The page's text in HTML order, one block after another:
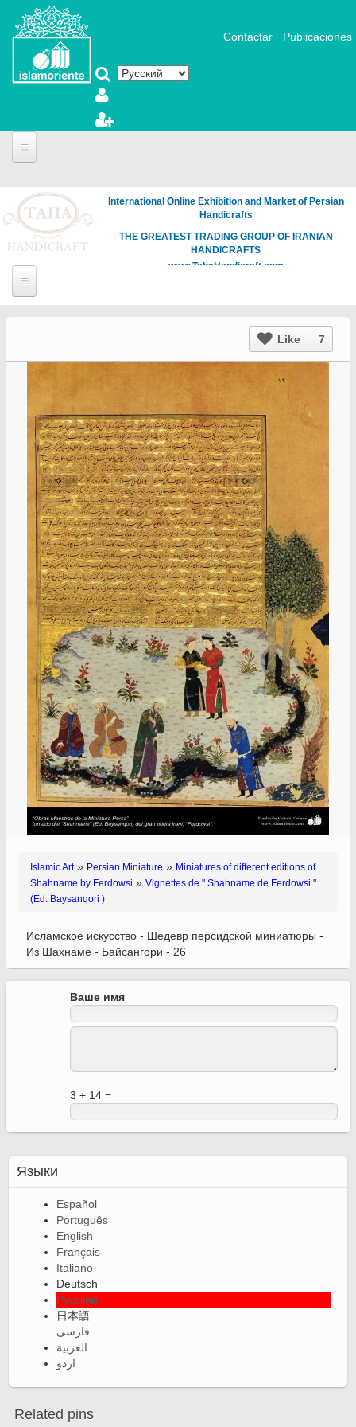
Перейти к основному содержанию
Contactar Publicaciones
International Online Exhibition and Market of Persian
Handicrafts
THE GREATEST TRADING GROUP OF IRANIAN
HANDICRAFTS
www.TahaHandicraft.com
Like 7
Islamic Art» Persian Miniature » Miniatures of different editions of
Shahname by Ferdowsi » Vignettes de " Shahname de Ferdowsi "
(Ed. Baysanqori )
Исламское искусство - Шедевр персидской миниатюры -
Из Шахнаме - Байсангори - 26
Ваше имя
3 + 14 =
Языки
Español
Português
English
Français
Italiano
Deutsch
Русский
日本語
فارسی
العربية
اردو
Related pins